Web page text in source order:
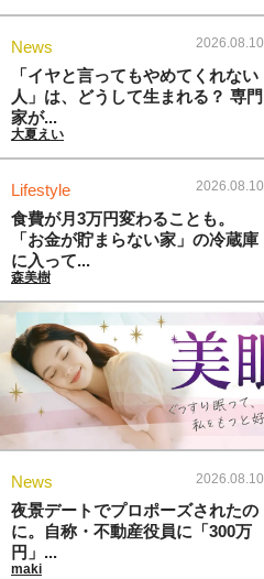
News 2026.08.10
「イヤと言ってもやめてくれない
人」は、どうして生まれる？ 専門
家が...
大夏えい
Lifestyle 2026.08.10
食費が月3万円変わることも。
「お金が貯まらない家」の冷蔵庫
に入って...
森美樹
News 2026.08.10
夜景デートでプロポーズされたの
に。自称・不動産役員に「300万
円」...
maki